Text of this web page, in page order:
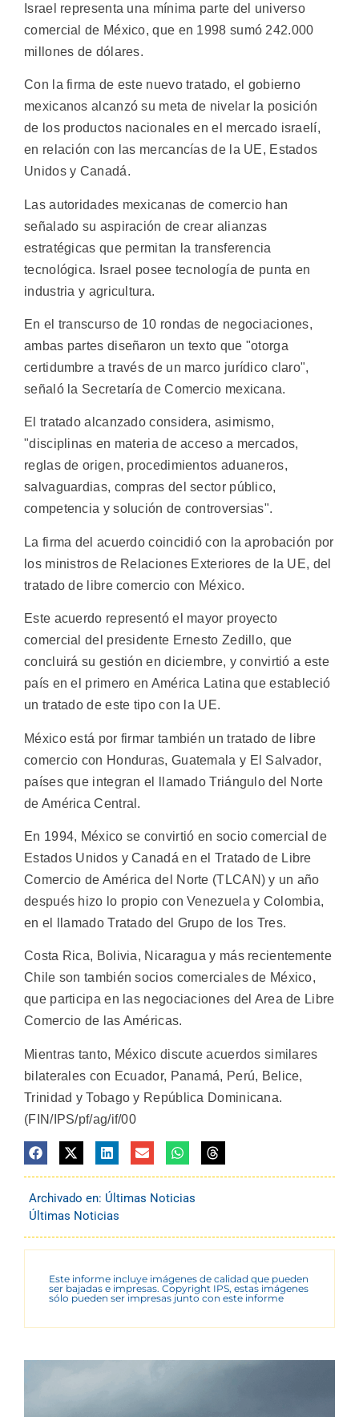
Israel representa una mínima parte del universo
comercial de México, que en 1998 sumó 242.000
millones de dólares.
Con la firma de este nuevo tratado, el gobierno
mexicanos alcanzó su meta de nivelar la posición
de los productos nacionales en el mercado israelí,
en relación con las mercancías de la UE, Estados
Unidos y Canadá.
Las autoridades mexicanas de comercio han
señalado su aspiración de crear alianzas
estratégicas que permitan la transferencia
tecnológica. Israel posee tecnología de punta en
industria y agricultura.
En el transcurso de 10 rondas de negociaciones,
ambas partes diseñaron un texto que "otorga
certidumbre a través de un marco jurídico claro",
señaló la Secretaría de Comercio mexicana.
El tratado alcanzado considera, asimismo,
"disciplinas en materia de acceso a mercados,
reglas de origen, procedimientos aduaneros,
salvaguardias, compras del sector público,
competencia y solución de controversias".
La firma del acuerdo coincidió con la aprobación por
los ministros de Relaciones Exteriores de la UE, del
tratado de libre comercio con México.
Este acuerdo representó el mayor proyecto
comercial del presidente Ernesto Zedillo, que
concluirá su gestión en diciembre, y convirtió a este
país en el primero en América Latina que estableció
un tratado de este tipo con la UE.
México está por firmar también un tratado de libre
comercio con Honduras, Guatemala y El Salvador,
países que integran el llamado Triángulo del Norte
de América Central.
En 1994, México se convirtió en socio comercial de
Estados Unidos y Canadá en el Tratado de Libre
Comercio de América del Norte (TLCAN) y un año
después hizo lo propio con Venezuela y Colombia,
en el llamado Tratado del Grupo de los Tres.
Costa Rica, Bolivia, Nicaragua y más recientemente
Chile son también socios comerciales de México,
que participa en las negociaciones del Area de Libre
Comercio de las Américas.
Mientras tanto, México discute acuerdos similares
bilaterales con Ecuador, Panamá, Perú, Belice,
Trinidad y Tobago y República Dominicana.
(FIN/IPS/pf/ag/if/00
Archivado en: Últimas Noticias
Últimas Noticias
Este informe incluye imágenes de calidad que pueden
ser bajadas e impresas. Copyright IPS, estas imágenes
sólo pueden ser impresas junto con este informe